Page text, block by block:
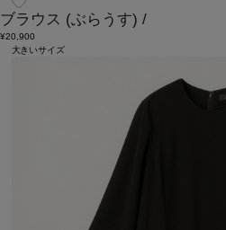
ブラウス (ぶらうす) /
¥20,900
大きいサイズ